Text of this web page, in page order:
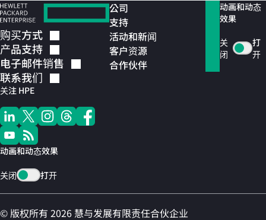
购买方式
产品支持
电子邮件销售
联系我们
关注 HPE
动画和动态效果
关闭 打开
公司
支持
活动和新闻
客户资源
合作伙伴
动画和动态
效果
关
闭
打
开
© 版权所有 2026 慧与发展有限责任合伙企业